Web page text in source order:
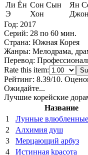
Ли Ён
Э
Сон Сын
Хон
Ян
Джон
Год: 2017
Серий: 28 по 60 мин.
Страна: Южная Корея
Жанры: Мелодрама,
Перевод:
Rate this item:
Рейтинг: 8.39/10.
Ожидайте...
Лучшие корейские
Название
1
Лунные влюбленные
2
Алхимия душ
3
Мерцающий арбуз
4
Иcтиннaя kрасoтa